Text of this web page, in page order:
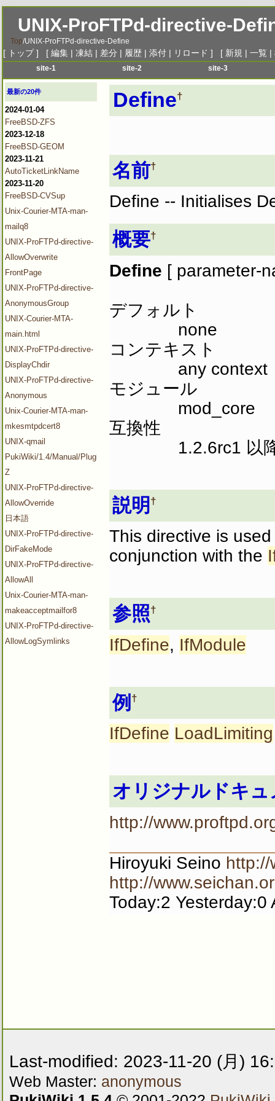
UNIX-ProFTPd-directive-
Top/UNIX-ProFTPd-directive-Define
[ トップ] [ 編集 | 凍結 | 差分 | 履歴 | 添付 | リロード ] [ 新規 | 一覧 |
site-1
menu-1
menu-2
menu-3
menu-5
menu-6
site-2
menu-1
menu-2
site-3
menu-2
最新の20件
2024-01-04
FreeBSD-ZFS
2023-12-18
FreeBSD-GEOM
2023-11-21
AutoTicketLinkName
2023-11-20
FreeBSD-CVSup
Unix-Courier-MTA-man-
mailq8
UNIX-ProFTPd-directive-
AllowOverwrite
FrontPage
UNIX-ProFTPd-directive-
AnonymousGroup
UNIX-Courier-MTA-
main.html
UNIX-ProFTPd-directive-
DisplayChdir
UNIX-ProFTPd-directive-
Anonymous
Unix-Courier-MTA-man-
mkesmtpdcert8
UNIX-qmail
PukiWiki/1.4/Manual/Plugin/V-
Z
UNIX-ProFTPd-directive-
AllowOverride
日本語
UNIX-ProFTPd-directive-
DirFakeMode
UNIX-ProFTPd-directive-
AllowAll
Unix-Courier-MTA-man-
makeacceptmailfor8
UNIX-ProFTPd-directive-
AllowLogSymlinks
Define†
名前†
Define -- Initialises
概要†
Define [ parameter-
デフォルト
none
コンテキスト
any context
モジュール
mod_core
互換性
1.2.6rc1 以
説明 †
This directive is
conjunction with the
参照†
IfDefine, IfModule
例 †
IfDefine LoadLimiting
オリジナルドキュ
http://
Hiroyuki Seino http://
http://
Today:2 Yesterday:0
Last-modified: 2023-11-20 (月)
Web Master: anonymous